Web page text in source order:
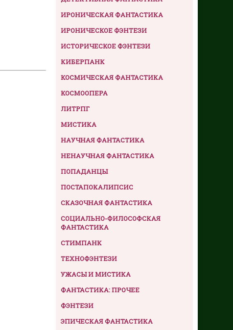
ИРОНИЧЕСКАЯ ФАНТАСТИКА
ИРОНИЧЕСКОЕ ФЭНТЕЗИ
ИСТОРИЧЕСКОЕ ФЭНТЕЗИ
КИБЕРПАНК
КОСМИЧЕСКАЯ ФАНТАСТИКА
КОСМООПЕРА
ЛИТРПГ
МИСТИКА
НАУЧНАЯ ФАНТАСТИКА
НЕНАУЧНАЯ ФАНТАСТИКА
ПОПАДАНЦЫ
ПОСТАПОКАЛИПСИС
СКАЗОЧНАЯ ФАНТАСТИКА
СОЦИАЛЬНО-ФИЛОСОФСКАЯ
ФАНТАСТИКА
СТИМПАНК
ТЕХНОФЭНТЕЗИ
УЖАСЫ И МИСТИКА
ФАНТАСТИКА: ПРОЧЕЕ
ФЭНТЕЗИ
ЭПИЧЕСКАЯ ФАНТАСТИКА